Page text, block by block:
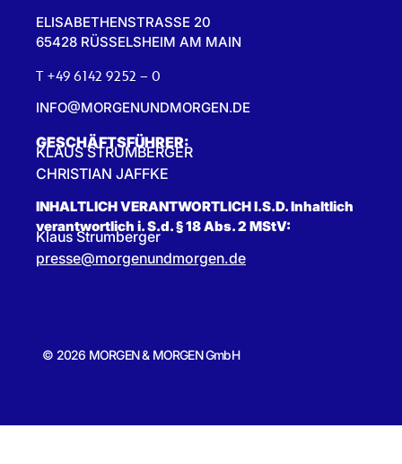
ELISABETHENSTRASSE 20
65428 RÜSSELSHEIM AM MAIN
T +49 6142 9252 – 0
INFO@MORGENUNDMORGEN.DE
GESCHÄFTSFÜHRER:
KLAUS STRUMBERGER
CHRISTIAN JAFFKE
INHALTLICH VERANTWORTLICH I.S.D. Inhaltlich
verantwortlich i. S.d. § 18 Abs. 2 MStV:
Klaus Strumberger
presse@morgenundmorgen.de
© 2026 MORGEN & MORGEN GmbH